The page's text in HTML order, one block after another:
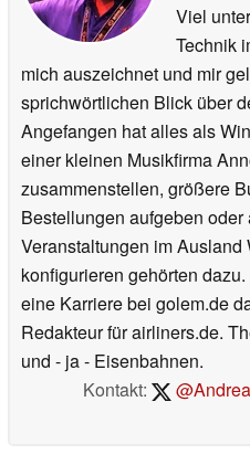
Viel
Technik
mich auszeichnet und mir
sprichwörtlichen Blick über
Angefangen hat alles als
einer kleinen Musikfirma
zusammenstellen, größere
Bestellungen aufgeben oder
Veranstaltungen im Ausland
konfigurieren gehörten
eine Karriere bei golem.de
Redakteur für airliners.de.
und - ja - Eisenbahnen.
Kontakt: